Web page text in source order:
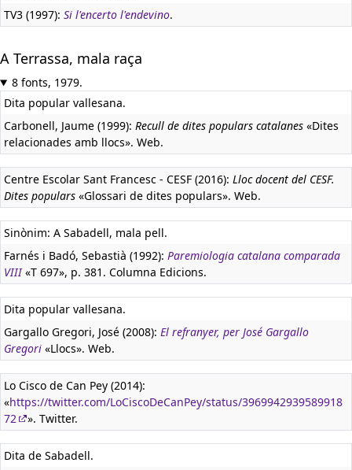
TV3 (1997): Si l'encerto l'endevino.
A Terrassa, mala raça
8 fonts, 1979.
Dita popular vallesana.
Carbonell, Jaume (1999): Recull de dites populars catalanes «Dites
relacionades amb llocs». Web.
Centre Escolar Sant Francesc - CESF (2016): Lloc docent del CESF.
Dites populars «Glossari de dites populars». Web.
Sinònim: A Sabadell, mala pell.
Farnés i Badó, Sebastià (1992): Paremiologia catalana comparada
VIII«T 697», p. 381. Columna Edicions.
Dita popular vallesana.
Gargallo Gregori, José (2008): El refranyer, per José Gargallo
Gregori «Llocs». Web.
Lo Cisco de Can Pey (2014):
«https://twitter.com/LoCiscoDeCanPey/status/3969942939589918
72
». Twitter.
Dita de Sabadell.